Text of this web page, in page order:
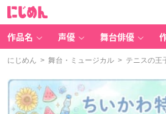
作品名 声優 舞台俳優
にじめん > 舞台・ミュージカル > テニスの王